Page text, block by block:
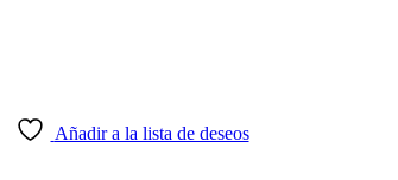
Añadir a la lista de deseos